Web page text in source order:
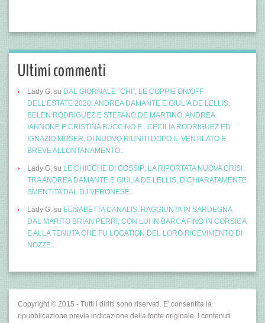
Ultimi commenti
Lady G. su DAL GIORNALE “CHI”, LE COPPIE ON/OFF
DELL’ESTATE 2020: ANDREA DAMANTE E GIULIA DE LELLIS,
BELEN RODRIGUEZ E STEFANO DE MARTINO, ANDREA
IANNONE E CRISTINA BUCCINO E.. CECILIA RODRIGUEZ ED
IGNAZIO MOSER, DI NUOVO RIUNITI DOPO IL VENTILATO E
BREVE ALLONTANAMENTO..
Lady G. su LE CHICCHE DI GOSSIP: LA RIPORTATA NUOVA CRISI
TRA ANDREA DAMANTE E GIULIA DE LELLIS, DICHIARATAMENTE
SMENTITA DAL DJ VERONESE..
Lady G. su ELISABETTA CANALIS, RAGGIUNTA IN SARDEGNA
DAL MARITO BRIAN PERRI, CON LUI IN BARCA FINO IN CORSICA
E ALLA TENUTA CHE FU LOCATION DEL LORO RICEVIMENTO DI
NOZZE..
Copyright © 2015 - Tutti i diritti sono riservati. E' consentita la
ripubblicazione previa indicazione della fonte originale. I contenuti